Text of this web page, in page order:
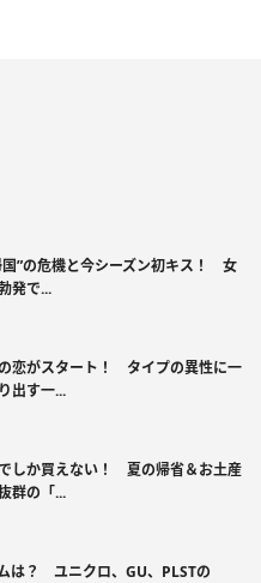
国”の危機と今シーズン初キス！ 女
発で...
恋がスタート！ タイプの異性に一
出す一...
しか買えない！ 夏の帰省＆お土産
群の「...
は？ ユニクロ、GU、PLSTの